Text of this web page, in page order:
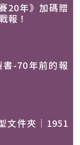
20年》加碼贈
報！
-70年前的報
文件夾｜1951